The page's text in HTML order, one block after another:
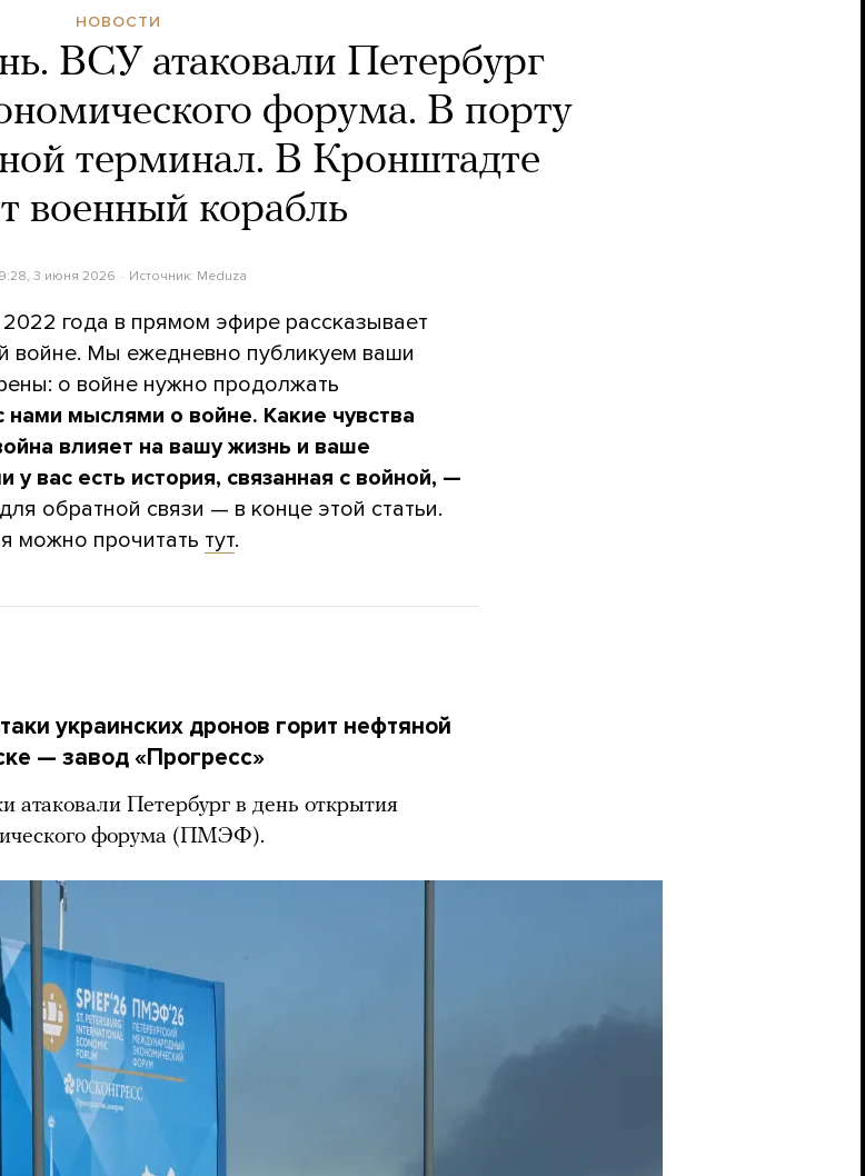
НОВОСТИ
ВСУ атаковали Петербург
форума. В порту
терминал. В Кронштадте
военный корабль
3 июня 2026 Источник: Meduza
года в прямом эфире рассказывает
войне. Мы ежедневно публикуем ваши
о войне нужно продолжать
нами мыслями о войне. Какие чувства
влияет на вашу жизнь и ваше
у вас есть история, связанная с войной, —
обратной связи — в конце этой статьи.
можно прочитать тут.
украинских дронов горит нефтяной
— завод «Прогресс»
атаковали Петербург в день открытия
форума (ПМЭФ).